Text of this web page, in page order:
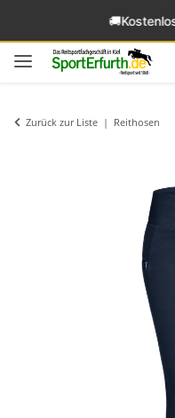
🚚
Zurück zur Liste Reithosen